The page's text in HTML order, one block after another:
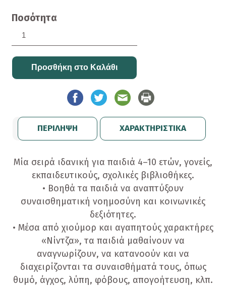
Ποσότητα
ΠΕΡΙΛΗΨΗ ΧΑΡΑΚΤΗΡΙΣΤΙΚΑ
Μία σειρά ιδανική για παιδιά 4–10 ετών, γονείς,
εκπαιδευτικούς, σχολικές βιβλιοθήκες.
• Βοηθά τα παιδιά να αναπτύξουν
συναισθηματική νοημοσύνη και κοινωνικές
δεξιότητες.
• Μέσα από χιούμορ και αγαπητούς χαρακτήρες
«Nίντζα», τα παιδιά μαθαίνουν να
αναγνωρίζουν, να κατανοούν και να
διαχειρίζονται τα συναισθήματά τους, όπως
θυμό, άγχος, λύπη, φόβους, απογοήτευση, κλπ.